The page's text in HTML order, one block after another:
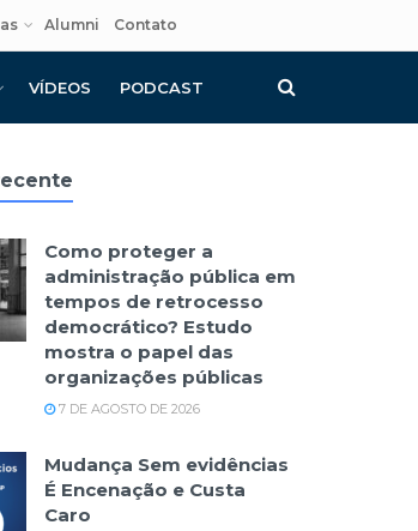
Alumni Contato
VÍDEOS PODCAST
Como proteger a
administração pública em
tempos de retrocesso
democrático? Estudo
mostra o papel das
organizações públicas
7 DE AGOSTO DE 2026
Mudança Sem evidências
É Encenação e Custa
Caro